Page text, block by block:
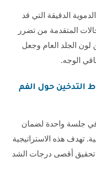
الدقيقة التي قد
المتقدمة من تضرر
لون الجلد العام وجعل
الوجه.
التدخين حول الفم
في جلسة واحدة لضمان
تهدف هذه الاستراتيجية
تحقيق أقصى درجات الشد